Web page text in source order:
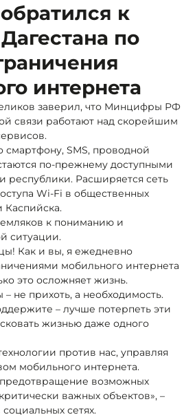
к
по
интернета
заверил, что Минцифры РФ
связи работают над скорейшим
смартфону, SMS, проводной
по-прежнему доступными
республики. Расширяется сеть
Wi-Fi в общественных
Каспийска.
к пониманию и
ситуации.
Как и вы, я ежедневно
мобильного интернета
это осложняет жизнь.
не прихоть, а необходимость.
– лучше потерпеть эти
жизнью даже одного
против нас, управляя
мобильного интернета.
возможных
важных объектов», –
сетях.